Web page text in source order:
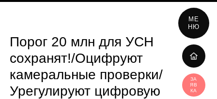
Порог 20 млн для УСН
сохранят!/Оцифруют
камеральные проверки/
Урегулируют цифровую
МЕ
НЮ
ЗА
ЯВ
КА